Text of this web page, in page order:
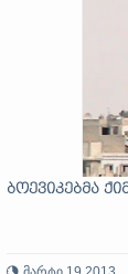
ბოევიკებმა